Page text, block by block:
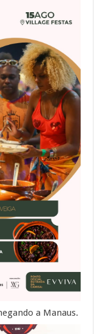
a Manaus.